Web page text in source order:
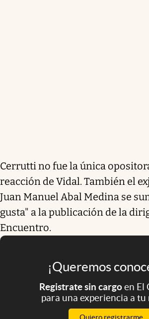
Cerrutti no fue la única
reacción de Vidal. También el
Juan Manuel Abal Medina se
gusta" a la publicación de la
Encuentro.
¡Queremos
Registrate sin cargoen El
para una experiencia a tu
Quiero registrarme